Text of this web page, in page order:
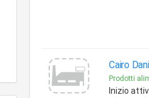
Cairo
Prodotti
Inizio